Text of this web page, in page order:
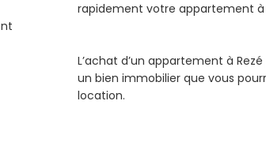
rapidement votre appartement à
L’achat d’un appartement à
un bien immobilier que vous
location.